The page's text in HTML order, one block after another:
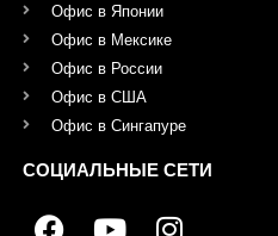
Офис в Японии
Офис в Мексике
Офис в России
Офис в США
Офис в Сингапуре
СОЦИАЛЬНЫЕ СЕТИ